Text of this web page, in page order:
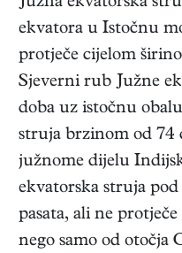
ekvatora u Istočnu
protječe cijelom
Sjeverni rub Južne
doba uz istočnu
struja brzinom od 74
južnome dijelu
ekvatorska struja
pasata, ali ne
nego samo od otočja